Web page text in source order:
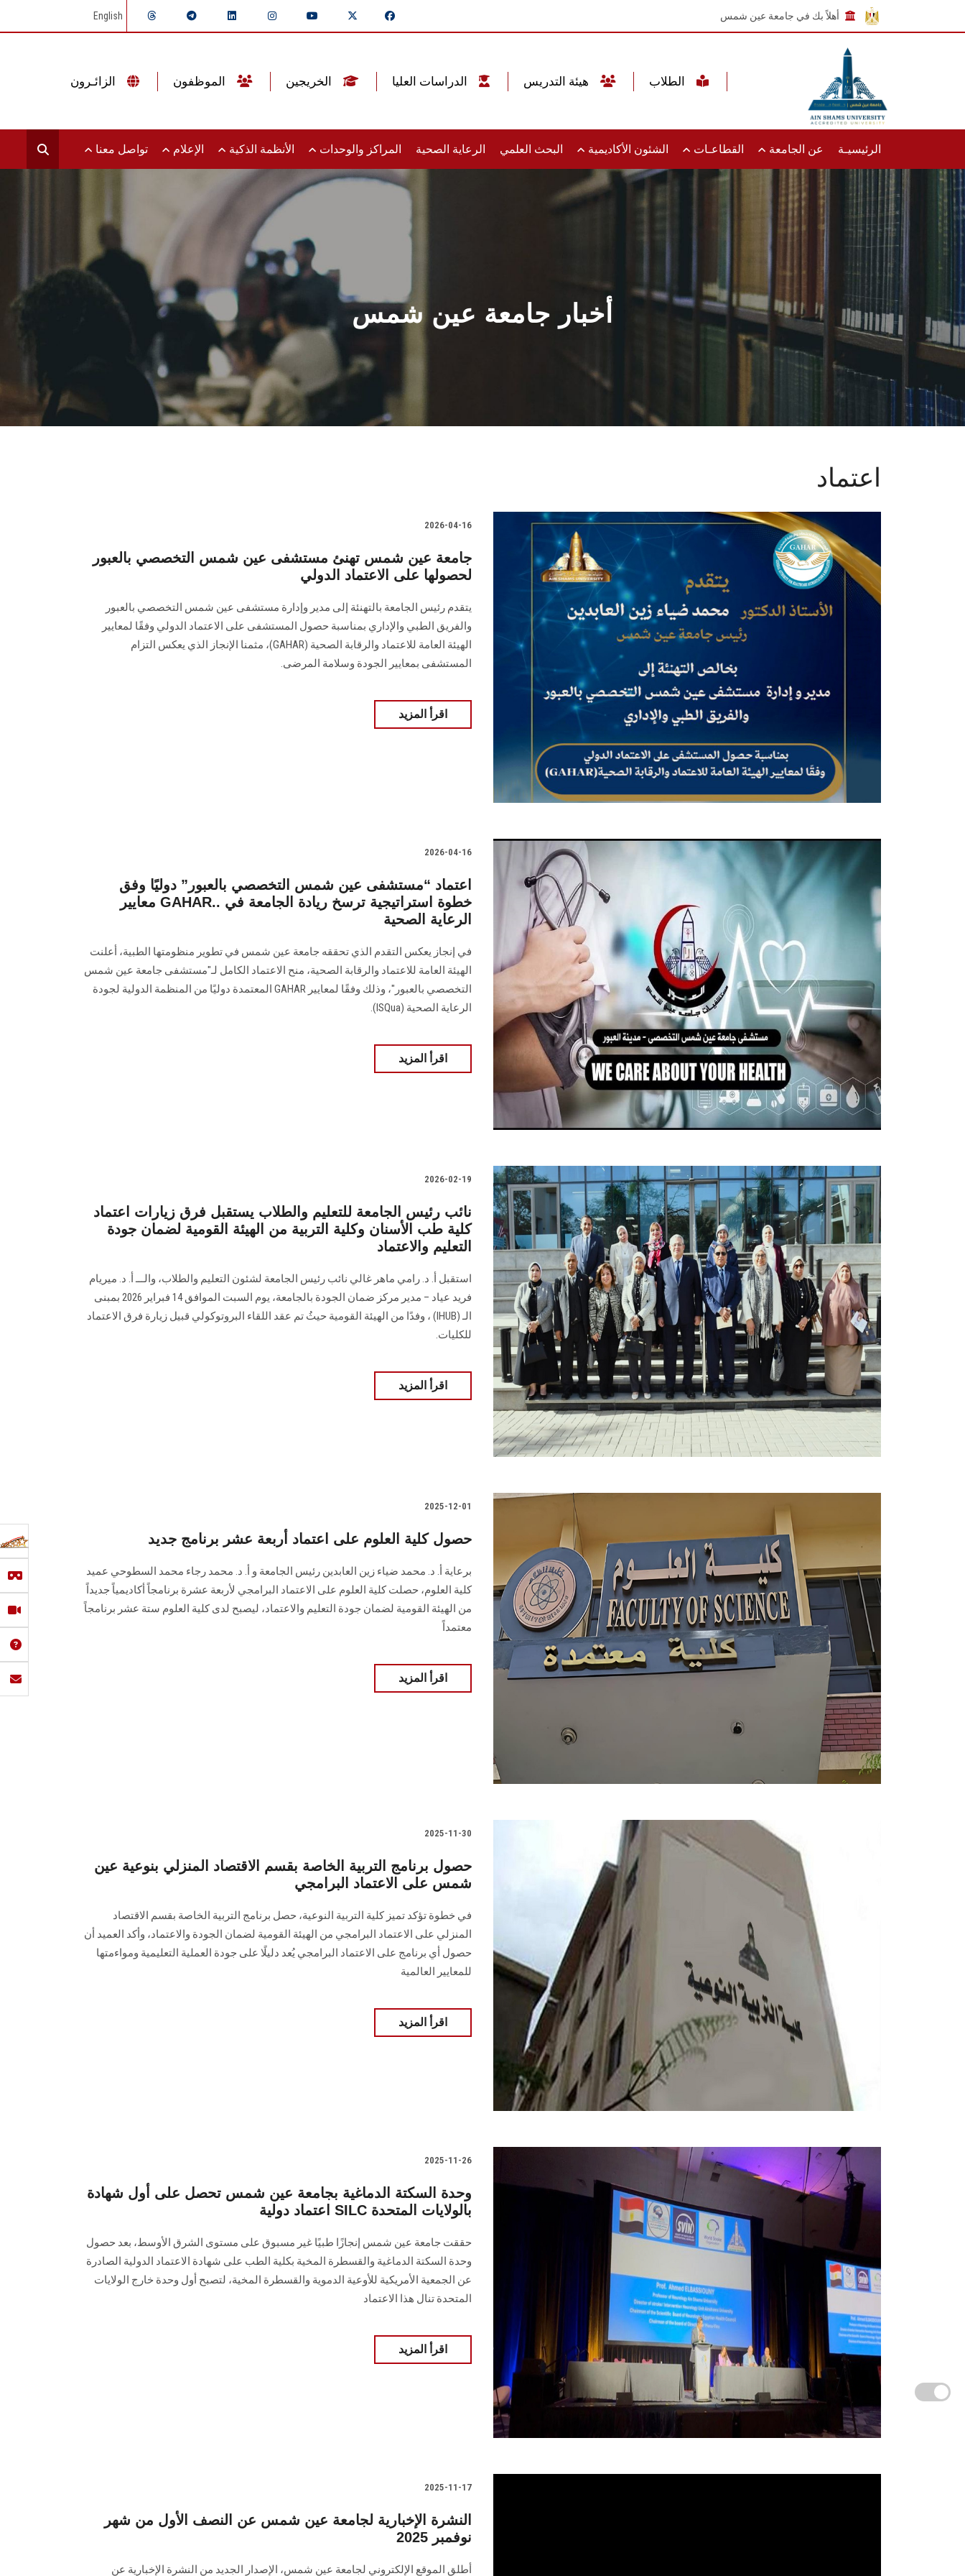
أهلاً بك في جامعة عين شمس English
الرئيسيـة عن الجامعة القطاعـات الشئون الأكاديمية البحث العلمي الرعاية الصحية المراكز والوحدات الأنظمة الذكية الإعلام تواصل معنا
أخبار جامعة عين شمس
اعتماد
2026-04-16
جامعة عين شمس تهنئ مستشفى عين شمس التخصصي بالعبور
لحصولها على الاعتماد الدولي
يتقدم رئيس الجامعة بالتهنئة إلى مدير وإدارة مستشفى عين شمس التخصصي بالعبور
والفريق الطبي والإداري بمناسبة حصول المستشفى على الاعتماد الدولي وفقًا لمعايير
الهيئة العامة للاعتماد والرقابة الصحية (GAHAR)، مثمنا الإنجاز الذي يعكس التزام
المستشفى بمعايير الجودة وسلامة المرضى.
اقرأ المزيد
2026-04-16
اعتماد “مستشفى عين شمس التخصصي بالعبور” دوليًا وفق
معايير GAHAR.. خطوة استراتيجية ترسخ ريادة الجامعة في
الرعاية الصحية
في إنجاز يعكس التقدم الذي تحققه جامعة عين شمس في تطوير منظومتها الطبية، أعلنت
الهيئة العامة للاعتماد والرقابة الصحية، منح الاعتماد الكامل لـ"مستشفى جامعة عين شمس
التخصصي بالعبور"، وذلك وفقًا لمعايير GAHAR المعتمدة دوليًا من المنظمة الدولية لجودة
الرعاية الصحية (ISQua).
اقرأ المزيد
2026-02-19
نائب رئيس الجامعة للتعليم والطلاب يستقبل فرق زيارات اعتماد
كلية طب الأسنان وكلية التربية من الهيئة القومية لضمان جودة
التعليم والاعتماد
استقبل أ. د. رامي ماهر غالي نائب رئيس الجامعة لشئون التعليم والطلاب، والـــ أ. د. ميريام
فريد عياد – مدير مركز ضمان الجودة بالجامعة، يوم السبت الموافق 14 فبراير 2026 بمبنى
الـ (IHUB) ، وفدًا من الهيئة القومية حيثُ تم عقد اللقاء البروتوكولي قبيل زيارة فرق الاعتماد
للكليات.
اقرأ المزيد
2025-12-01
حصول كلية العلوم على اعتماد أربعة عشر برنامج جديد
برعاية أ. د. محمد ضياء زين العابدين رئيس الجامعة و أ. د. محمد رجاء محمد السطوحي عميد
كلية العلوم، حصلت كلية العلوم على الاعتماد البرامجي لأربعة عشرة برنامجاً أكاديمياً جديداً
من الهيئة القومية لضمان جودة التعليم والاعتماد، ليصبح لدى كلية العلوم ستة عشر برنامجاً
معتمداً
اقرأ المزيد
2025-11-30
حصول برنامج التربية الخاصة بقسم الاقتصاد المنزلي بنوعية عين
شمس على الاعتماد البرامجي
في خطوة تؤكد تميز كلية التربية النوعية، حصل برنامج التربية الخاصة بقسم الاقتصاد
المنزلي على الاعتماد البرامجي من الهيئة القومية لضمان الجودة والاعتماد، وأكد العميد أن
حصول أي برنامج على الاعتماد البرامجي يُعد دليلًا على جودة العملية التعليمية ومواءمتها
للمعايير العالمية
اقرأ المزيد
2025-11-26
وحدة السكتة الدماغية بجامعة عين شمس تحصل على أول شهادة
اعتماد دولية SILC بالولايات المتحدة
حققت جامعة عين شمس إنجازًا طبيًا غير مسبوق على مستوى الشرق الأوسط، بعد حصول
وحدة السكتة الدماغية والقسطرة المخية بكلية الطب على شهادة الاعتماد الدولية الصادرة
عن الجمعية الأمريكية للأوعية الدموية والقسطرة المخية، لتصبح أول وحدة خارج الولايات
المتحدة تنال هذا الاعتماد
اقرأ المزيد
2025-11-17
النشرة الإخبارية لجامعة عين شمس عن النصف الأول من شهر
نوفمبر 2025
أطلق الموقع الإلكتروني لجامعة عين شمس، الإصدار الجديد من النشرة الإخبارية عن